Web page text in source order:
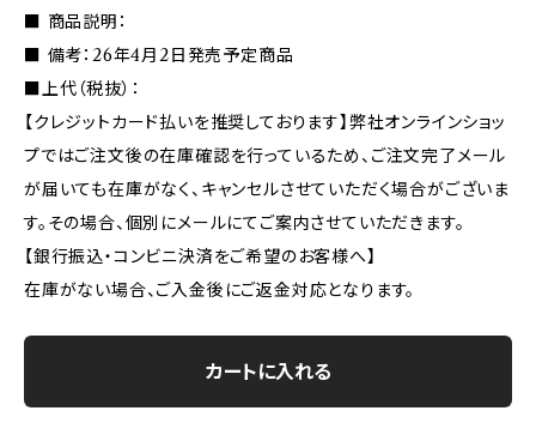
■ 商品説明：
■ 備考：26年4月2日発売予定商品
■上代（税抜）：
【クレジットカード払いを推奨しております】弊社オンラインショッ
プではご注文後の在庫確認を行っているため、ご注文完了メール
が届いても在庫がなく、キャンセルさせていただく場合がございま
す。その場合、個別にメールにてご案内させていただきます。
【銀行振込・コンビニ決済をご希望のお客様へ】
在庫がない場合、ご入金後にご返金対応となります。
カートに入れる